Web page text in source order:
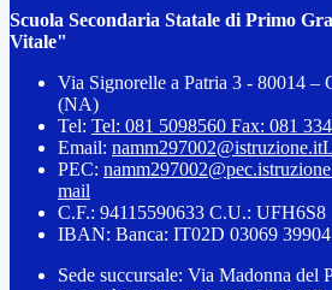
Scuola Secondaria Statale di Primo
Vitale"
Via Signorelle a Patria 3 - 80014 –
(NA)
Tel: Tel: 081 5098560 Fax: 081
Email: namm297002@istruzione.it
PEC:
mail
C.F.: 94115590633 C.U.: UFH6S8
IBAN: Banca: IT02D 03069
Sede succursale: Via Madonna del